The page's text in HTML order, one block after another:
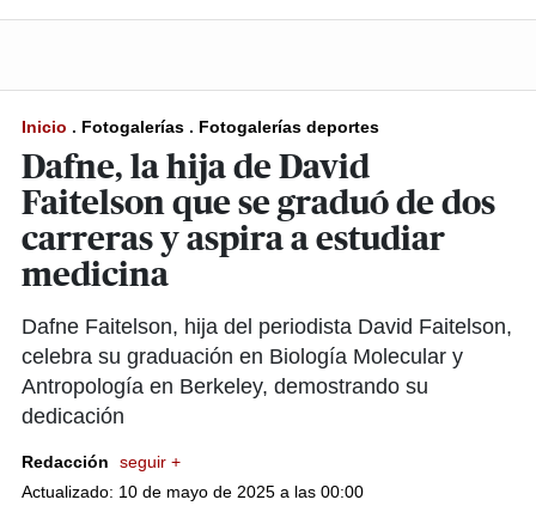
Inicio . Fotogalerías . Fotogalerías deportes
Dafne, la hija de David
Faitelson que se graduó de dos
carreras y aspira a estudiar
medicina
Dafne Faitelson, hija del periodista David Faitelson,
celebra su graduación en Biología Molecular y
Antropología en Berkeley, demostrando su
dedicación
Redacción
seguir +
Actualizado: 10 de mayo de 2025 a las 00:00